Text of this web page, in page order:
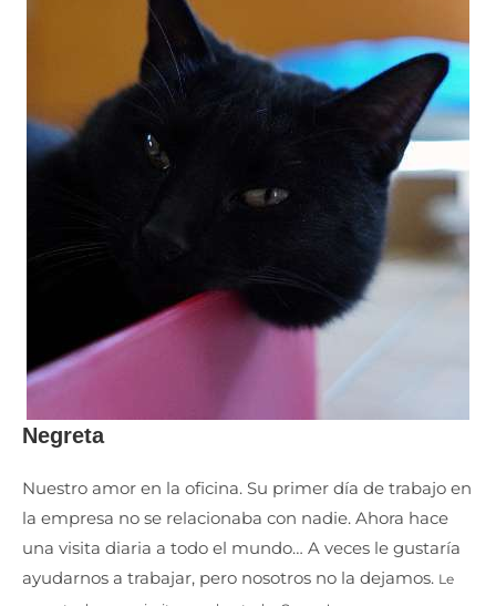
Negreta
Nuestro amor en la oficina. Su primer día de trabajo en
la empresa no se relacionaba con nadie. Ahora hace
una visita diaria a todo el mundo… A veces le gustaría
ayudarnos a trabajar, pero nosotros no la dejamos. Le